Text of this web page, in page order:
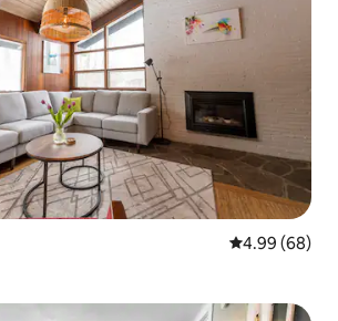
औसत रेटिंग 5 में
4.99 (68)